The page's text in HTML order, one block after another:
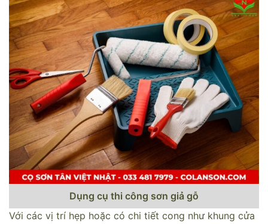
Dụng cụ thi công sơn giả gỗ
Với các vị trí hẹp hoặc có chi tiết cong như khung cửa